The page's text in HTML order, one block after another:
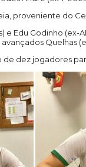
proveniente do
Edu Godinho
Quelhas
dez jogadores